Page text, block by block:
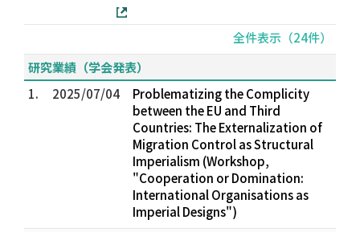
全件表示（24件）
研究業績（学会発表）
1.
2025/07/04
Problematizing the Complicity
between the EU and Third
Countries: The Externalization of
Migration Control as Structural
Imperialism (Workshop,
"Cooperation or Domination:
International Organisations as
Imperial Designs")